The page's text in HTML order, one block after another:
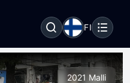
FI
2021 Malli